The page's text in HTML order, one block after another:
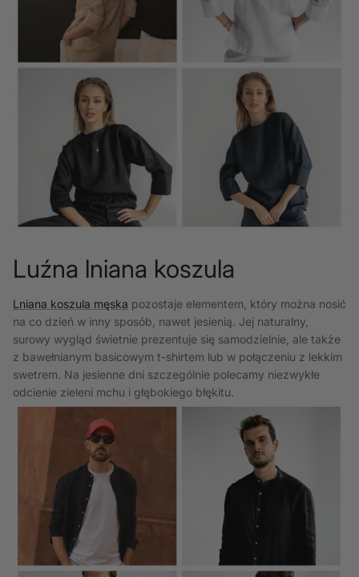
Luźna lniana koszula
Lniana koszula męska pozostaje elementem, który można nosić
na co dzień w inny sposób, nawet jesienią. Jej naturalny,
surowy wygląd świetnie prezentuje się samodzielnie, ale także
z bawełnianym basicowym t-shirtem lub w połączeniu z lekkim
swetrem. Na jesienne dni szczególnie polecamy niezwykłe
odcienie zieleni mchu i głębokiego błękitu.